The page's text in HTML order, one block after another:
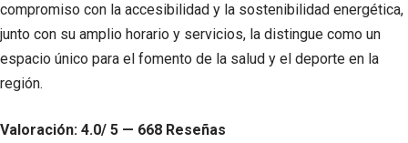
compromiso con la accesibilidad y la sostenibilidad energética,
junto con su amplio horario y servicios, la distingue como un
espacio único para el fomento de la salud y el deporte en la
región.
Valoración: 4.0/ 5 — 668 Reseñas